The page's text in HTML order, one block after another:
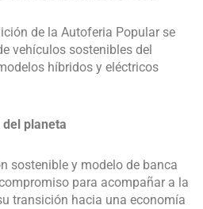
de la Autoferia Popular se
vehículos sostenibles del
híbridos y eléctricos
planeta
sostenible y modelo de banca
para acompañar a la
transición hacia una economía